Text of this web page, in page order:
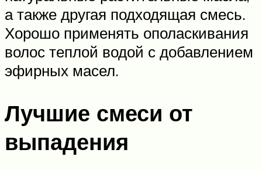
а также другая подходящая смесь.
Хорошо применять ополаскивания
волос теплой водой с добавлением
эфирных масел.
Лучшие смеси от
выпадения